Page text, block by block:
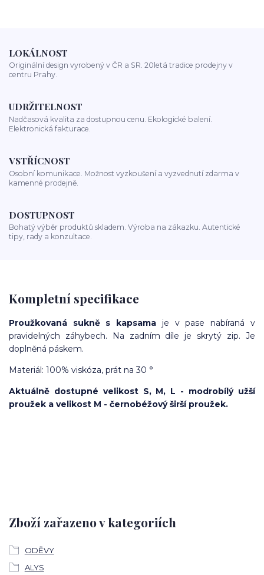
LOKÁLNOST
Originální design vyrobený v ČR a SR. 20letá tradice prodejny v
centru Prahy.
UDRŽITELNOST
Nadčasová kvalita za dostupnou cenu. Ekologické balení.
Elektronická fakturace.
VSTŘÍCNOST
Osobní komunikace. Možnost vyzkoušení a vyzvednutí zdarma v
kamenné prodejně.
DOSTUPNOST
Bohatý výběr produktů skladem. Výroba na zákazku. Autentické
tipy, rady a konzultace.
Kompletní specifikace
Proužkovaná sukně s kapsama je v pase nabíraná v
pravidelných záhybech. Na zadním díle je skrytý zip. Je
doplněná páskem.
Materiál: 100% viskóza, prát na 30 °
Aktuálně dostupné velikost S, M, L - modrobílý užší
proužek a velikost M - černobéžový širší proužek.
Zboží zařazeno v kategoriích
ODĚVY
ALYS